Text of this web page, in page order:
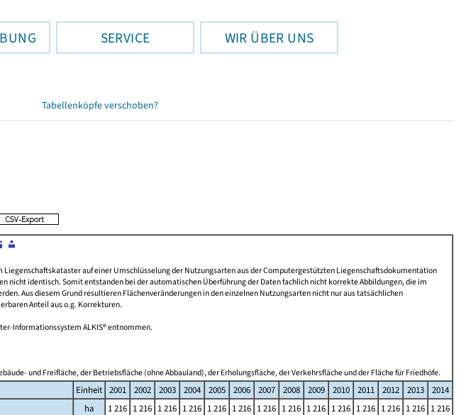
SERVICE WIR ÜBER UNS
Tabellenköpfe verschoben?
auf einer Umschlüsselung der Nutzungsarten aus der Computergestützten Liegenschaftsdokumentation
nicht identisch. Somit entstanden bei der automatischen Überführung der Daten fachlich nicht korrekte Abbildungen, die im
Aus diesem Grund resultieren Flächenveränderungen in den einzelnen Nutzungsarten nicht nur aus tatsächlichen
Anteil aus o.g. Korrekturen.
Informationssystem ALKIS® entnommen.
und Freifläche, der Betriebsfläche (ohne Abbauland), der Erholungsfläche, der Verkehrsfläche und der Fläche für Friedhöfe.
Einheit 2001 2002 2003 2004 2005 2006 2007 2008 2009 2010 2011 2012 2013
2014
ha 1 216 1 216 1 216 1 216 1 216 1 216 1 216 1 216 1 216 1 216 1 216 1 216 1 216 1 216